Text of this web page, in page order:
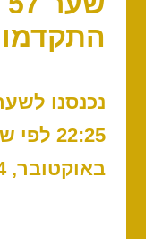
באוקטובר, 2024